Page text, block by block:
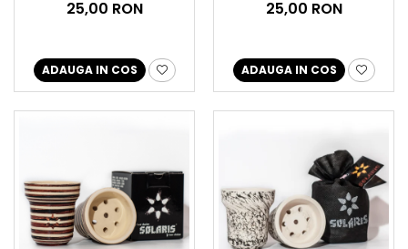
25,00 RON
ADAUGA IN COS
25,00 RON
ADAUGA IN COS